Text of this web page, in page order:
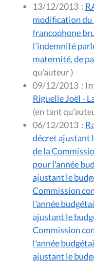
13/12/2013 :
modification du
francophone
l’indemnité
maternité, de
qu'auteur )
09/12/2013 :
Riguelle Joël -
06/12/2013 :
décret ajustant
de la
pour l'année
ajustant le
Commission
l'année
ajustant le
Commission
l'année
ajustant le